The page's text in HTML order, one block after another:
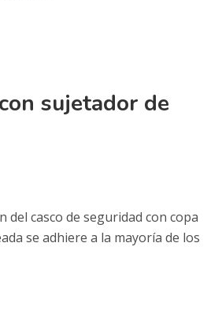
sujetador de
del casco de seguridad con copa
se adhiere a la mayoría de los